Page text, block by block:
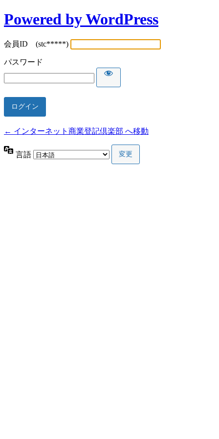
Powered by WordPress
会員ID (stc*****)
パスワード
← インターネット商業登記倶楽部 へ移動
言語